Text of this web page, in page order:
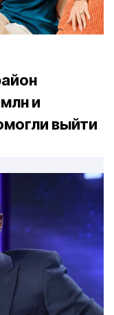
и
выйти